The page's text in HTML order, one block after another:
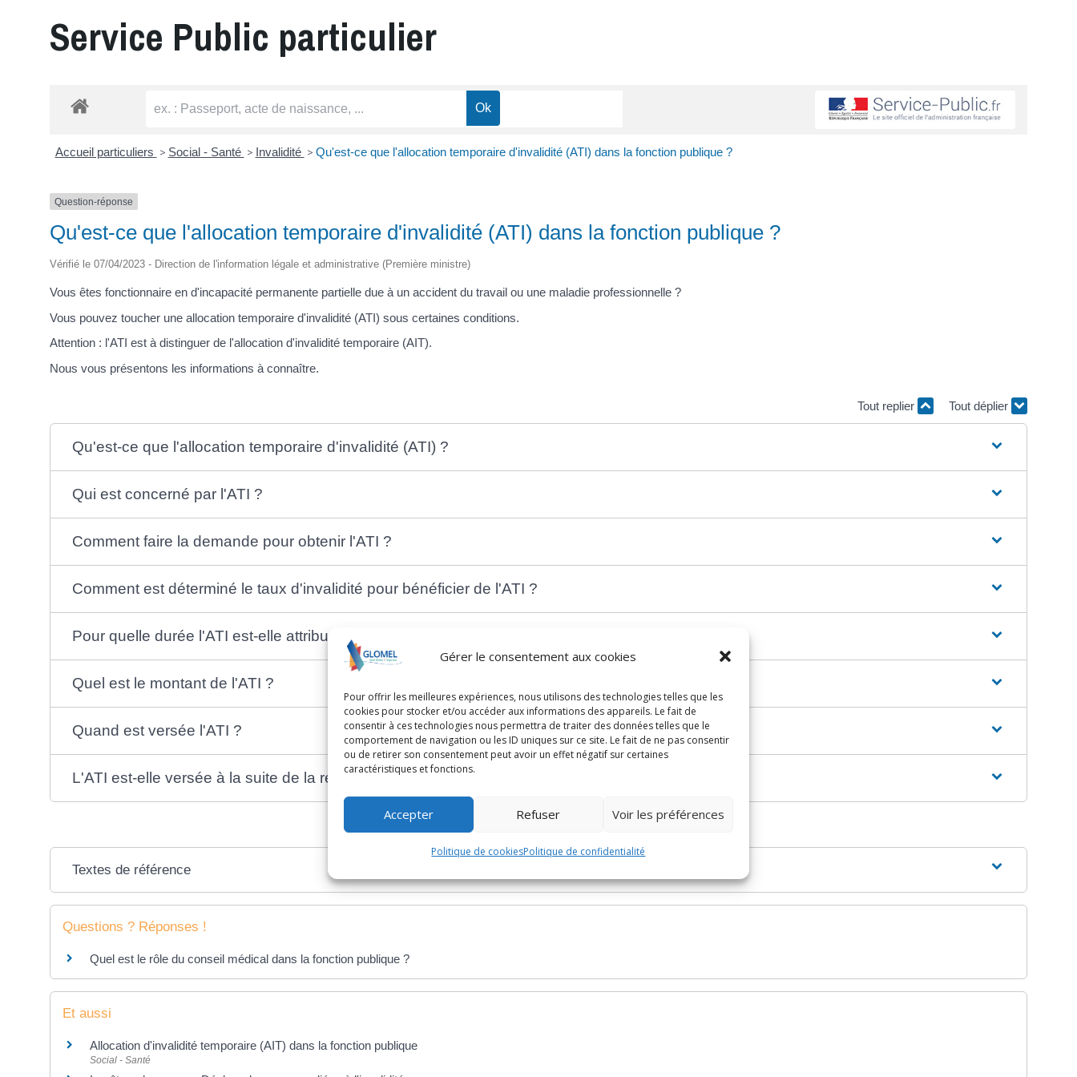
Gérer le consentement aux cookies
Pour offrir les meilleures expériences, nous utilisons des technologies telles que les
cookies pour stocker et/ou accéder aux informations des appareils. Le fait de
consentir à ces technologies nous permettra de traiter des données telles que le
comportement de navigation ou les ID uniques sur ce site. Le fait de ne pas consentir
ou de retirer son consentement peut avoir un effet négatif sur certaines
caractéristiques et fonctions.
Accepter Refuser Voir les préférences
Politique de cookiesPolitique de confidentialité
Service Public particulier
Accueil particuliers > Social - Santé > Invalidité > Qu'est-ce que l'allocation temporaire d'invalidité (ATI) dans la fonction publique ?
Question-réponse
Qu'est-ce que l'allocation temporaire d'invalidité (ATI) dans la fonction publique ?
Vérifié le 07/04/2023 - Direction de l'information légale et administrative (Première ministre)
Vous êtes fonctionnaire en d'incapacité permanente partielle due à un accident du travail ou une maladie professionnelle ?
Vous pouvez toucher une allocation temporaire d'invalidité (ATI) sous certaines conditions.
Attention : l'ATI est à distinguer de l'allocation d'invalidité temporaire (AIT).
Nous vous présentons les informations à connaître.
Tout replier Tout déplier
Qu'est-ce que l'allocation temporaire d'invalidité (ATI) ?
Qui est concerné par l'ATI ?
Comment faire la demande pour obtenir l'ATI ?
Comment est déterminé le taux d'invalidité pour bénéficier de l'ATI ?
Pour quelle durée l'ATI est-elle attribuée ?
Quel est le montant de l'ATI ?
Quand est versée l'ATI ?
L'ATI est-elle versée à la suite de la retraite ?
Textes de référence
Questions ? Réponses !
Quel est le rôle du conseil médical dans la fonction publique ?
Et aussi
Allocation d'invalidité temporaire (AIT) dans la fonction publique
Social - Santé